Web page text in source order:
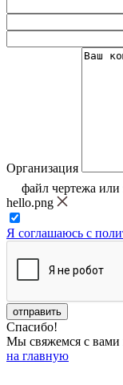
Организация
файл чертежа или
hello.png
Я соглашаюсь с
Спасибо!
Мы свяжемся с вами
на главную